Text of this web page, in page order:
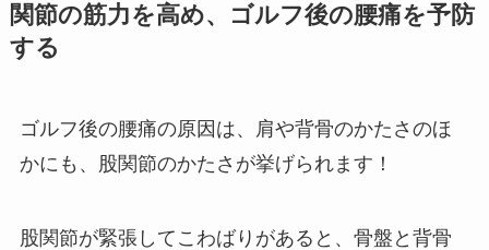
関節の筋力を高め、ゴルフ後の腰痛を予防
する
ゴルフ後の腰痛の原因は、肩や背骨のかたさのほ
かにも、股関節のかたさが挙げられます！
股関節が緊張してこわばりがあると、骨盤と背骨